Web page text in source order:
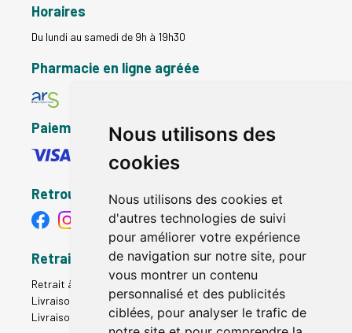
Nous utilisons des
cookies
Nous utilisons des cookies et
d'autres technologies de suivi
pour améliorer votre expérience
de navigation sur notre site, pour
vous montrer un contenu
personnalisé et des publicités
ciblées, pour analyser le trafic de
Horaires
Du lundi au samedi de 9h à 19h30
Pharmacie en ligne agréée
Paiement sécurisé
Retrouvez-nous
Retrait - Livraison
Retrait à la pharmacie - Click & Collect
Livraison en Point Relais
Livraison à domicile